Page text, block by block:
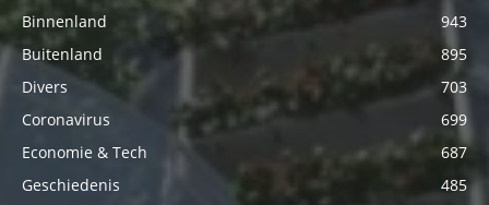
Binnenland
943
Buitenland
895
Divers
703
Coronavirus
699
Economie & Tech
687
Geschiedenis
485